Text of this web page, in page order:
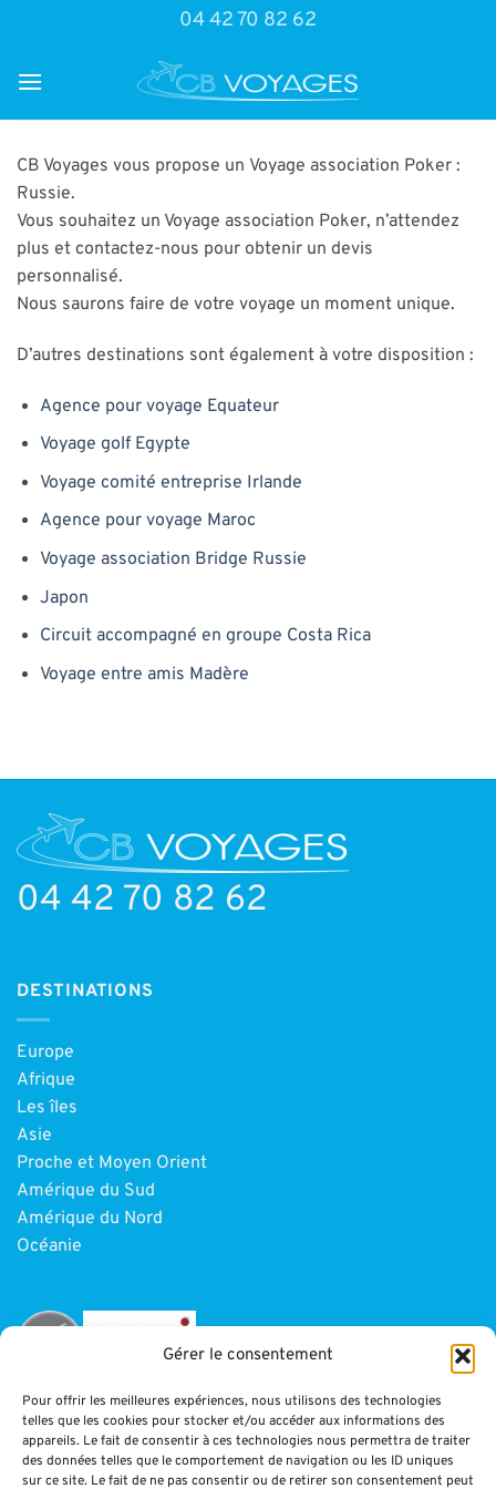
Gérer le consentement
Pour offrir les meilleures expériences, nous utilisons des technologies
telles que les cookies pour stocker et/ou accéder aux informations des
appareils. Le fait de consentir à ces technologies nous permettra de traiter
des données telles que le comportement de navigation ou les ID uniques
sur ce site. Le fait de ne pas consentir ou de retirer son consentement peut
04 42 70 82 62
CB Voyages vous propose un Voyage association Poker :
Russie.
Vous souhaitez un Voyage association Poker, n’attendez
plus et contactez-nous pour obtenir un devis
personnalisé.
Nous saurons faire de votre voyage un moment unique.
D’autres destinations sont également à votre disposition :
Agence pour voyage Equateur
Voyage golf Egypte
Voyage comité entreprise Irlande
Agence pour voyage Maroc
Voyage association Bridge Russie
Japon
Circuit accompagné en groupe Costa Rica
Voyage entre amis Madère
04 42 70 82 62
DESTINATIONS
Europe
Afrique
Les îles
Asie
Proche et Moyen Orient
Amérique du Sud
Amérique du Nord
Océanie
INFORMATIONS